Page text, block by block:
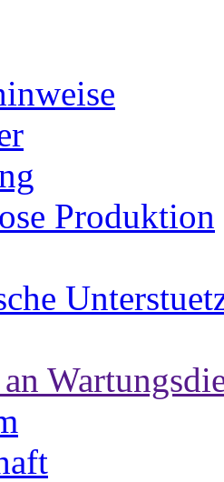
Produktion